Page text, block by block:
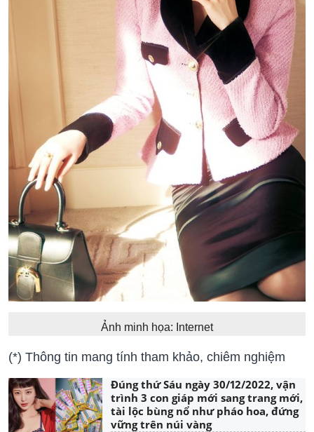
Ảnh minh họa: Internet
(*) Thông tin mang tính tham khảo, chiêm nghiệm
Đúng thứ Sáu ngày 30/12/2022, vận
trình 3 con giáp mới sang trang mới,
tài lộc bùng nổ như pháo hoa, đứng
vững trên núi vàng